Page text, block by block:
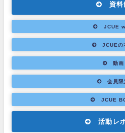
資料
JCUE
JCUEの
動画
会員限
JCUE
活動レ